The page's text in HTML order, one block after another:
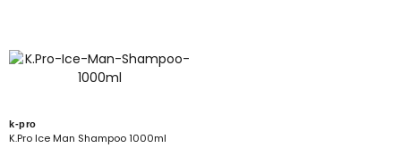
k-pro
K.Pro Ice Man Shampoo 1000ml